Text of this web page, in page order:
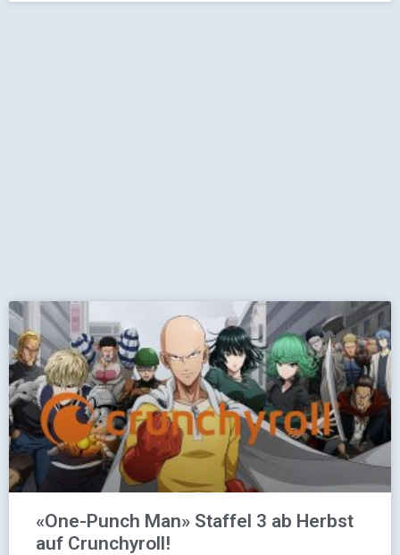
«One-Punch Man» Staffel 3 ab Herbst
auf Crunchyroll!